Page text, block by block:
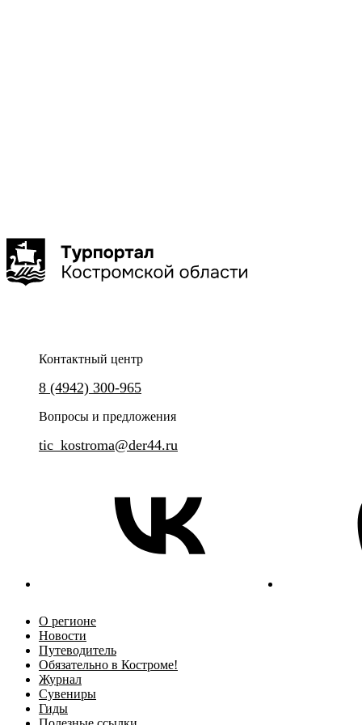
Контактный центр
8 (4942) 300-965
Вопросы и предложения
tic_kostroma@der44.ru
О регионе
Новости
Путеводитель
Обязательно в Костроме!
Журнал
Сувениры
Гиды